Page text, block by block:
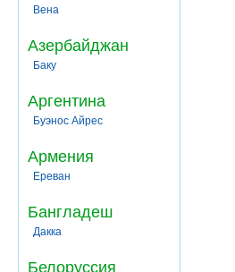
Вена
Азербайджан
Баку
Аргентина
Буэнос Айрес
Армения
Ереван
Бангладеш
Дакка
Белоруссия